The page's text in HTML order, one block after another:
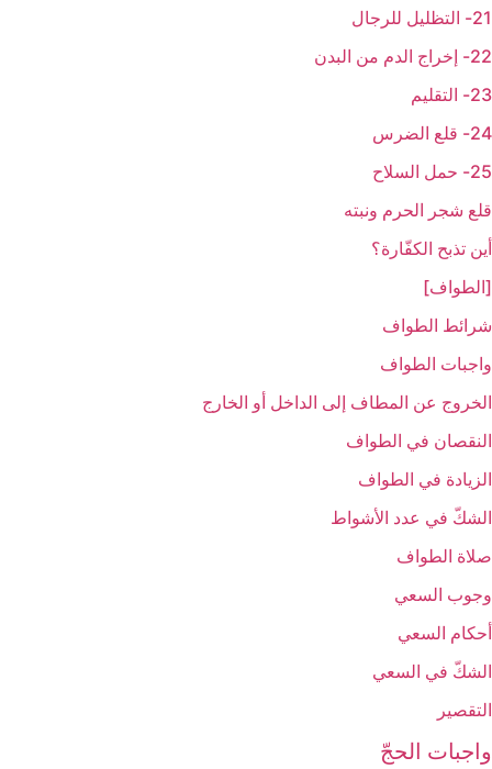
21- التظليل للرجال
22- إخراج الدم من البدن
23- التقليم
24- قلع الضرس
25- حمل السلاح
قلع شجر الحرم ونبته
أين تذبح الكفّارة؟
[الطواف‏]
شرائط الطواف
واجبات الطواف‏
الخروج عن المطاف إلى الداخل أو الخارج‏
النقصان في الطواف‏
الزيادة في الطواف‏
الشكّ في عدد الأشواط
صلاة الطواف
وجوب السعي‏
أحكام السعي‏
الشكّ في السعي‏
التقصير
واجبات الحجّ‏